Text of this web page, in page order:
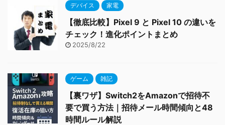
デバイス 家電
【徹底比較】Pixel 9 と Pixel 10 の違いを
チェック！進化ポイントまとめ
2025/8/22
ゲーム 雑記
【裏ワザ】Switch2をAmazonで招待不
要で買う方法｜招待メール時間傾向と48
時間ルール解説